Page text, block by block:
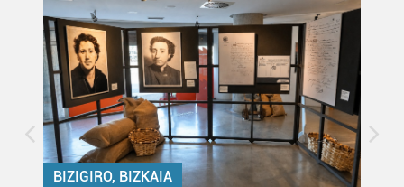
buruzko informazio gehiago eta ezarri zure lehentasunak
datuen atalean. Edozein unetan alda edo ken dezakezu
zure baimena Cookieen adierazpenean.
Webgune honek cookie propioak eta hirugarrenen cookie-
fitxategiak erabiltzen ditu. Zure esperientzia eta
zerbitzuak hobetzeko asmoz, cookie teknologiaz
baliatzen gara. Ohar hau onartuz gero, teknologia hori
BIZIGIRO, BIZKAIA